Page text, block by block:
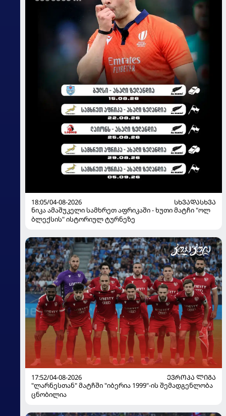
18:05/04-08-2026
ᲡᲮᲕᲐᲓᲐᲡᲮᲕᲐ
ნიკა ამაშუკელი სამხრეთ აფრიკაში - ხუთი მატჩი "ოლ
ბლექსის" ისტორიულ ტურნეზე
17:52/04-08-2026
ᲔᲕᲠᲝᲞᲐ ᲚᲘᲒᲐ
"ლარნესთან" მატჩში "იბერია 1999"-ის შემადგენლობა
ცნობილია